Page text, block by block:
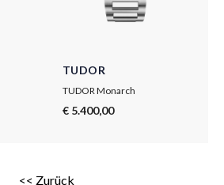
TUDOR
TUDOR Monarch
€ 5.400,00
<< Zurück